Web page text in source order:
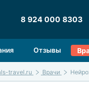
8 924 000 8303
Отзывы
travel.ru Врачи